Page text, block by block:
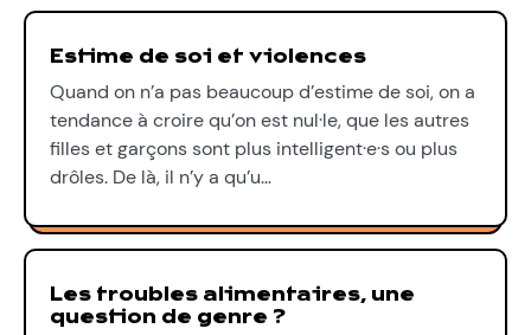
Estime de soi et violences
Quand on n’a pas beaucoup d’estime de soi, on a
tendance à croire qu’on est nul·le, que les autres
filles et garçons sont plus intelligent·e·s ou plus
drôles. De là, il n’y a qu’u…
Les troubles alimentaires, une
question de genre ?